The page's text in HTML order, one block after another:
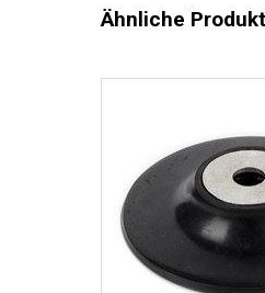
Ähnliche